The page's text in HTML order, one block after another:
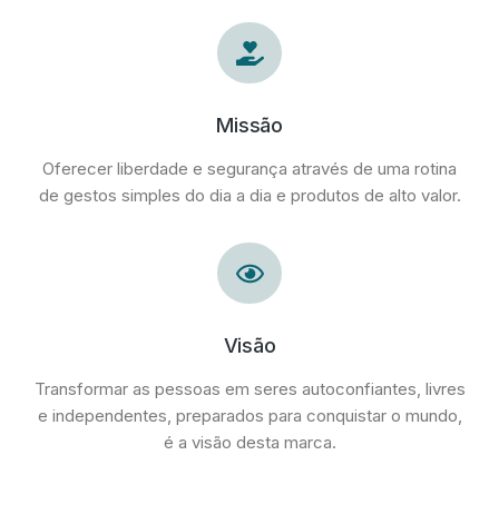
Missão
Oferecer liberdade e segurança através de uma rotina
de gestos simples do dia a dia e produtos de alto valor.
Visão
Transformar as pessoas em seres autoconfiantes, livres
e independentes, preparados para conquistar o mundo,
é a visão desta marca.